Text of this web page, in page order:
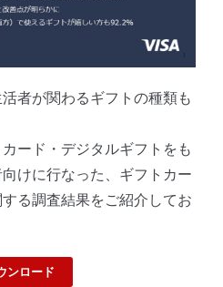
者が関わるギフトの種類も
ード・デジタルギフトをも
けに行なった、ギフトカー
る調査結果をご紹介してお
ンロード